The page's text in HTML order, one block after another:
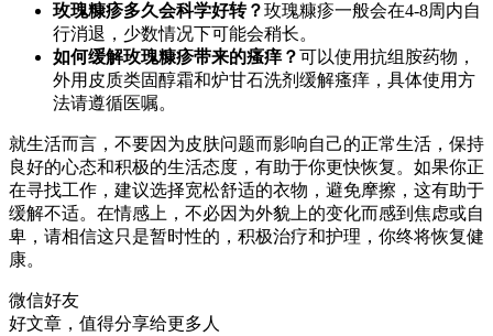
玫瑰糠疹多久会科学好转？玫瑰糠疹一般会在4-8周内自
行消退，少数情况下可能会稍长。
如何缓解玫瑰糠疹带来的瘙痒？可以使用抗组胺药物，
外用皮质类固醇霜和炉甘石洗剂缓解瘙痒，具体使用方
法请遵循医嘱。
就生活而言，不要因为皮肤问题而影响自己的正常生活，保持
良好的心态和积极的生活态度，有助于你更快恢复。如果你正
在寻找工作，建议选择宽松舒适的衣物，避免摩擦，这有助于
缓解不适。在情感上，不必因为外貌上的变化而感到焦虑或自
卑，请相信这只是暂时性的，积极治疗和护理，你终将恢复健
康。
微信好友
好文章，值得分享给更多人